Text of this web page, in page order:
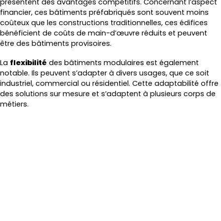
présentent des avantages compétitifs. Concernant l’aspect
financier, ces bâtiments préfabriqués sont souvent moins
coûteux que les constructions traditionnelles, ces édifices
bénéficient de coûts de main-d’œuvre réduits et peuvent
être des bâtiments provisoires.
La flexibilité des bâtiments modulaires est également
notable. Ils peuvent s’adapter à divers usages, que ce soit
industriel, commercial ou résidentiel. Cette adaptabilité offre
des solutions sur mesure et s’adaptent à plusieurs corps de
métiers.